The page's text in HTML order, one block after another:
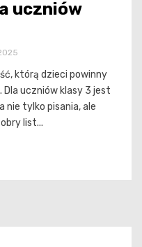
uczniów
którą dzieci powinny
Dla uczniów klasy 3 jest
nie tylko pisania, ale
list...